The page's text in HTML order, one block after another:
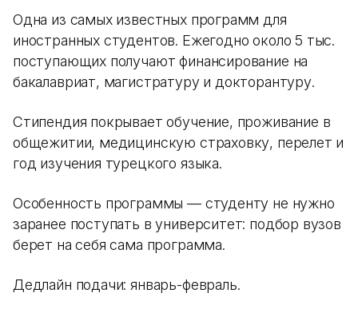
Одна из самых известных программ для
иностранных студентов. Ежегодно около 5 тыс.
поступающих получают финансирование на
бакалавриат, магистратуру и докторантуру.
Стипендия покрывает обучение, проживание в
общежитии, медицинскую страховку, перелет и
год изучения турецкого языка.
Особенность программы — студенту не нужно
заранее поступать в университет: подбор вузов
берет на себя сама программа.
Дедлайн подачи: январь-февраль.